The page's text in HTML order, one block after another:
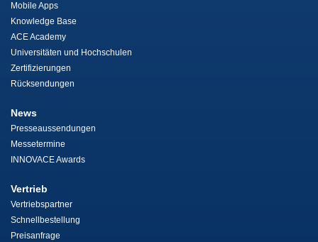
Mobile Apps
Knowledge Base
ACE Academy
Universitäten und Hochschulen
Zertifizierungen
Rücksendungen
News
Presseaussendungen
Messetermine
INNOVACE Awards
Vertrieb
Vertriebspartner
Schnellbestellung
Preisanfrage